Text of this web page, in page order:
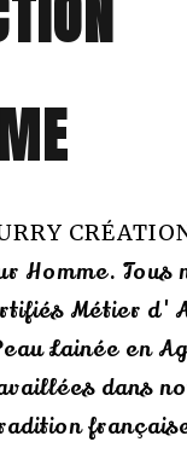
Homme.
Métier
Lainée en
dans